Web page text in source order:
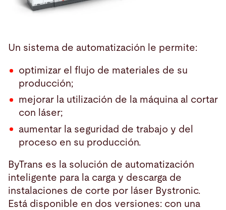
Un sistema de automatización le permite:
optimizar el flujo de materiales de su
producción;
mejorar la utilización de la máquina al cortar
con láser;
aumentar la seguridad de trabajo y del
proceso en su producción.
ByTrans es la solución de automatización
inteligente para la carga y descarga de
instalaciones de corte por láser Bystronic.
Está disponible en dos versiones: con una